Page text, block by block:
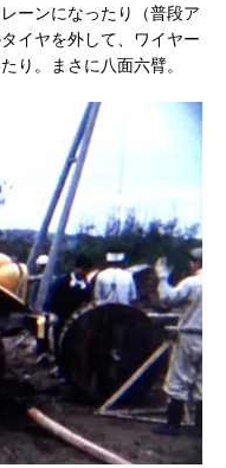
ーンになったり（普段ア
イヤを外して、ワイヤー
り。まさに八面六臂。